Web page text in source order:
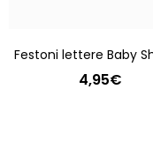
Festoni lettere Baby
4,95€